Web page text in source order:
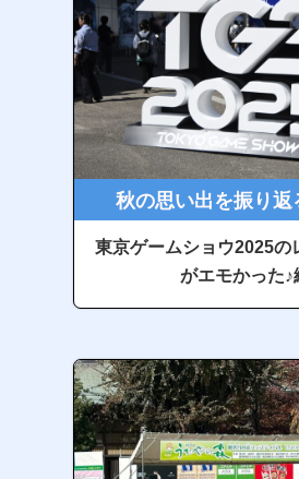
秋の思い出を振り返
東京ゲームショウ2025の
がエモかった♪